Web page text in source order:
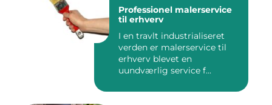
Professionel malerservice
til erhverv
I en travlt industrialiseret
verden er malerservice til
erhverv blevet en
uundværlig service f...